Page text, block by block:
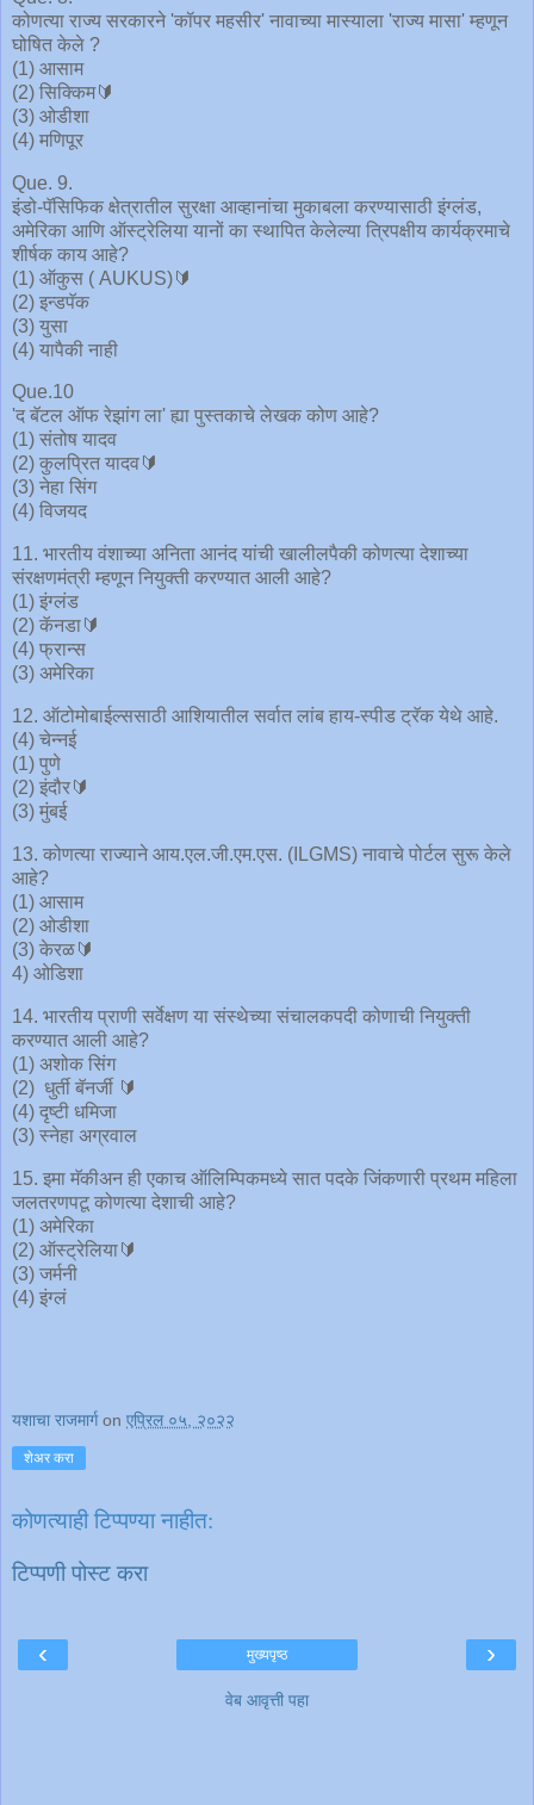
कोणत्या राज्य सरकारने 'कॉपर महसीर' नावाच्या मास्याला 'राज्य मासा' म्हणून
घोषित केले ?
(1) आसाम
(2) सिक्किम🔰
(3) ओडीशा
(4) मणिपूर
Que. 9.
इंडो-पॅसिफिक क्षेत्रातील सुरक्षा आव्हानांचा मुकाबला करण्यासाठी इंग्लंड,
अमेरिका आणि ऑस्ट्रेलिया यानों का स्थापित केलेल्या त्रिपक्षीय कार्यक्रमाचे
शीर्षक काय आहे?
(1) ऑकुस ( AUKUS)🔰
(2) इन्डपॅक
(3) युसा
(4) यापैकी नाही
Que.10
'द बॅटल ऑफ रेझांग ला' ह्या पुस्तकाचे लेखक कोण आहे?
(1) संतोष यादव
(2) कुलप्रित यादव🔰
(3) नेहा सिंग
(4) विजयद
11. भारतीय वंशाच्या अनिता आनंद यांची खालीलपैकी कोणत्या देशाच्या
संरक्षणमंत्री म्हणून नियुक्ती करण्यात आली आहे?
(1) इंग्लंड
(2) कॅनडा🔰
(4) फ्रान्स
(3) अमेरिका
12. ऑटोमोबाईल्ससाठी आशियातील सर्वात लांब हाय-स्पीड ट्रॅक येथे आहे.
(4) चेन्नई
(1) पुणे
(2) इंदौर🔰
(3) मुंबई
13. कोणत्या राज्याने आय.एल.जी.एम.एस. (ILGMS) नावाचे पोर्टल सुरू केले
आहे?
(1) आसाम
(2) ओडीशा
(3) केरळ🔰
4) ओडिशा
14. भारतीय प्राणी सर्वेक्षण या संस्थेच्या संचालकपदी कोणाची नियुक्ती
करण्यात आली आहे?
(1) अशोक सिंग
(2) धुर्ती बॅनर्जी 🔰
(4) दृष्टी धमिजा
(3) स्नेहा अग्रवाल
15. इमा मॅकीअन ही एकाच ऑलिम्पिकमध्ये सात पदके जिंकणारी प्रथम महिला
जलतरणपटू कोणत्या देशाची आहे?
(1) अमेरिका
(2) ऑस्ट्रेलिया🔰
(3) जर्मनी
(4) इंग्लं
यशाचा राजमार्ग on एप्रिल ०५, २०२२
शेअर करा
कोणत्याही टिप्पण्‍या नाहीत:
टिप्पणी पोस्ट करा
‹ ›
मुख्यपृष्ठ
वेब आवृत्ती पहा